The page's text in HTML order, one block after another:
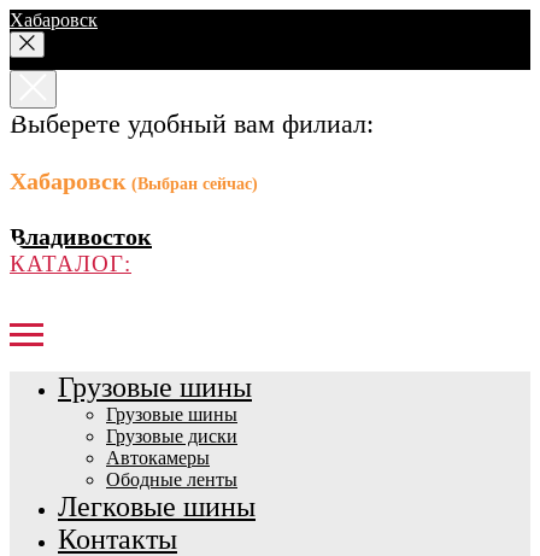
Хабаровск
Выберете удобный вам филиал:
Хабаровск (Выбран сейчас)
Владивосток
КАТАЛОГ:
Грузовые шины
Грузовые шины
Грузовые диски
Автокамеры
Ободные ленты
Легковые шины
Контакты